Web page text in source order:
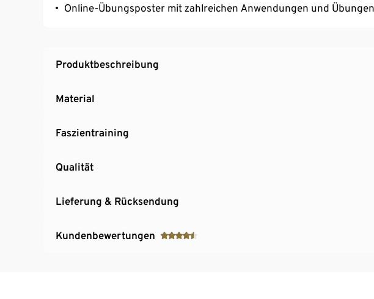
Online-Übungsposter mit zahlreichen Anwendungen und Übungen
Produktbeschreibung
Material
Faszientraining
Qualität
Lieferung & Rücksendung
Kundenbewertungen